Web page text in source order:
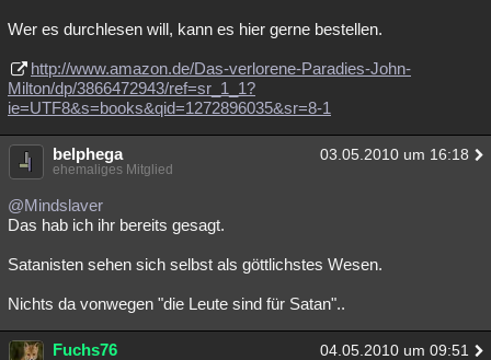
Wer es durchlesen will, kann es hier gerne bestellen.
http://www.amazon.de/Das-verlorene-Paradies-John-
Milton/dp/3866472943/ref=sr_1_1?
ie=UTF8&s=books&qid=1272896035&sr=8-1
belphega 03.05.2010 um 16:18
ehemaliges Mitglied
@Mindslaver
Das hab ich ihr bereits gesagt.
Satanisten sehen sich selbst als göttlichstes Wesen.
Nichts da vonwegen "die Leute sind für Satan"..
Fuchs76 04.05.2010 um 09:51